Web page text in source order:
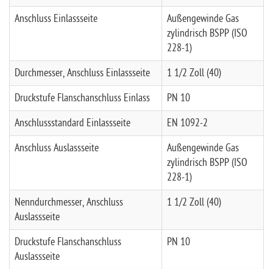
Anschluss Einlassseite
Außengewinde Gas
zylindrisch BSPP (ISO
228-1)
Durchmesser, Anschluss Einlassseite 1 1/2 Zoll (40)
Druckstufe Flanschanschluss Einlass PN 10
Anschlussstandard Einlassseite EN 1092-2
Anschluss Auslassseite
Außengewinde Gas
zylindrisch BSPP (ISO
228-1)
Nenndurchmesser, Anschluss
Auslassseite
1 1/2 Zoll (40)
Druckstufe Flanschanschluss
Auslassseite
PN 10